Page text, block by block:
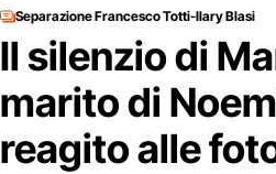
Separazione Francesco Totti-Ilary Blasi
Il silenzio di
marito di
reagito alle